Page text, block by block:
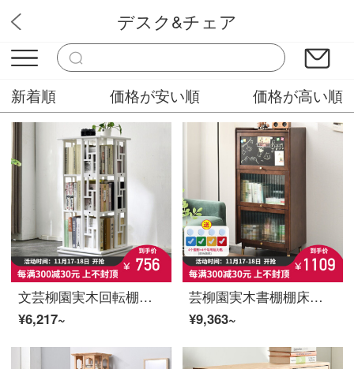
ファッション家具販売店
デスク&チェア
新着順 価格が安い順 価格が高い順
文芸柳園実木回転棚家庭用360度の書棚簡単に床につく書棚絵本棚客間に移動可能な置物棚新中国式三階白
¥6,217~
芸柳園実木書棚棚床にドア付き書棚棚棚棚棚棚棚棚棚棚棚棚棚棚棚棚棚棚棚棚の軽贅沢品【上ひっくり返り書棚の胡桃色】
¥9,363~